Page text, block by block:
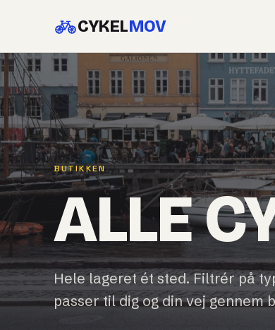
CYKELMOV
BUTIKKEN
ALLE
Hele lageret ét sted. Filtrér på
passer til dig og din vej gennem